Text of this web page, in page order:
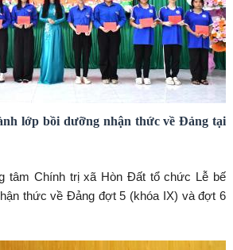
lớp bồi dưỡng nhận thức về Đảng tại
tâm Chính trị xã Hòn Đất tổ chức Lễ bế
thức về Đảng đợt 5 (khóa IX) và đợt 6